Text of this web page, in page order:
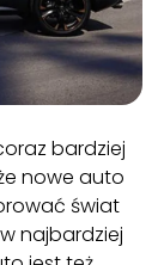
bardziej
nowe auto
świat
najbardziej